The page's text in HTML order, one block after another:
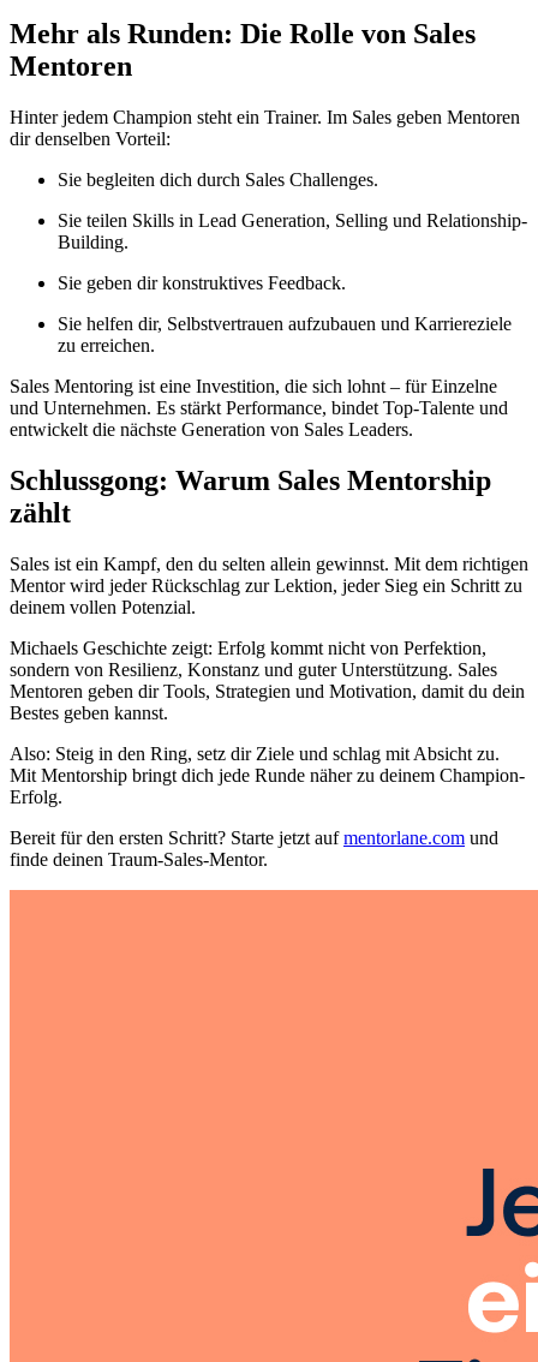
Mehr als Runden: Die Rolle von Sales
Mentoren
Hinter jedem Champion steht ein Trainer. Im Sales geben Mentoren
dir denselben Vorteil:
Sie begleiten dich durch Sales Challenges.
Sie teilen Skills in Lead Generation, Selling und Relationship-
Building.
Sie geben dir konstruktives Feedback.
Sie helfen dir, Selbstvertrauen aufzubauen und Karriereziele
zu erreichen.
Sales Mentoring ist eine Investition, die sich lohnt – für Einzelne
und Unternehmen. Es stärkt Performance, bindet Top-Talente und
entwickelt die nächste Generation von Sales Leaders.
Schlussgong: Warum Sales Mentorship
zählt
Sales ist ein Kampf, den du selten allein gewinnst. Mit dem richtigen
Mentor wird jeder Rückschlag zur Lektion, jeder Sieg ein Schritt zu
deinem vollen Potenzial.
Michaels Geschichte zeigt: Erfolg kommt nicht von Perfektion,
sondern von Resilienz, Konstanz und guter Unterstützung. Sales
Mentoren geben dir Tools, Strategien und Motivation, damit du dein
Bestes geben kannst.
Also: Steig in den Ring, setz dir Ziele und schlag mit Absicht zu.
Mit Mentorship bringt dich jede Runde näher zu deinem Champion-
Erfolg.
Bereit für den ersten Schritt? Starte jetzt aufmentorlane.com und
finde deinen Traum-Sales-Mentor.